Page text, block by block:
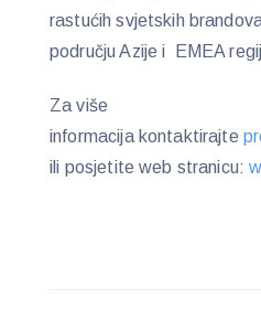
rastućih svjetskih
području Azije i EMEA
Za više
informacija kontaktirajte
ili posjetite web stranicu: